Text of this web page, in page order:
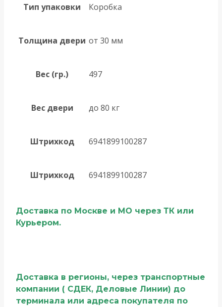
Тип упаковки Коробка
Толщина двери от 30 мм
Вес (гр.) 497
Вес двери до 80 кг
Штрихкод 6941899100287
Штрихкод 6941899100287
Доставка по Москве и МО через ТК или
Курьером.
Доставка в регионы, через транспортные
компании ( СДЕК, Деловые Линии) до
терминала или адреса покупателя по